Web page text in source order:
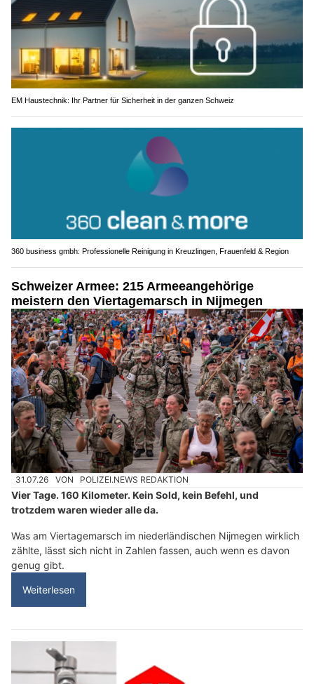
EM Haustechnik: Ihr Partner für Sicherheit in der ganzen Schweiz
360 business gmbh: Professionelle Reinigung in Kreuzlingen, Frauenfeld & Region
Schweizer Armee: 215 Armeeangehörige
meistern den Viertagemarsch in Nijmegen
31.07.26 VON POLIZEI.NEWS REDAKTION
Vier Tage. 160 Kilometer. Kein Sold, kein Befehl, und
trotzdem waren wieder alle da.
Was am Viertagemarsch im niederländischen Nijmegen wirklich
zählte, lässt sich nicht in Zahlen fassen, auch wenn es davon
genug gibt.
Weiterlesen